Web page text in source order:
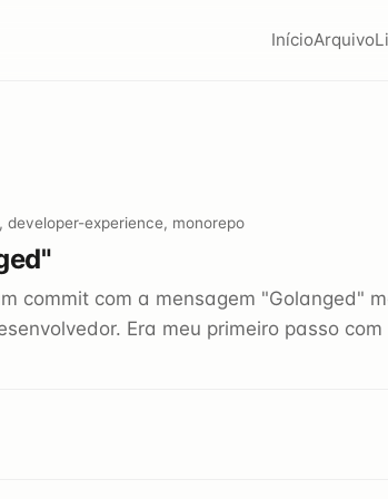
InícioArquivo
developer-experience, monorepo
commit com a mensagem "Golanged"
Era meu primeiro passo